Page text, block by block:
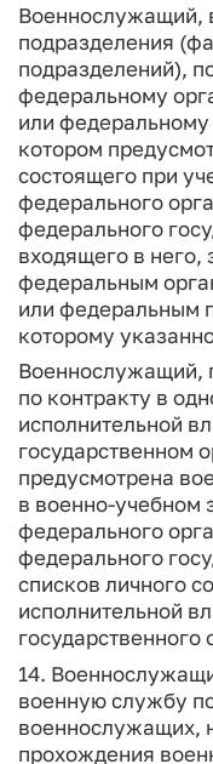
Военнослужащий,
подразделения
подразделений),
федеральному
или федеральному
котором
состоящего при
федерального
федерального
входящего в него,
федеральным
или федеральным
которому
Военнослужащий,
по контракту в
исполнительной
государственном
предусмотрена
в военно-учебном
федерального
федерального
списков личного
исполнительной
государственного
14.
военную службу
военнослужащих,
прохождения